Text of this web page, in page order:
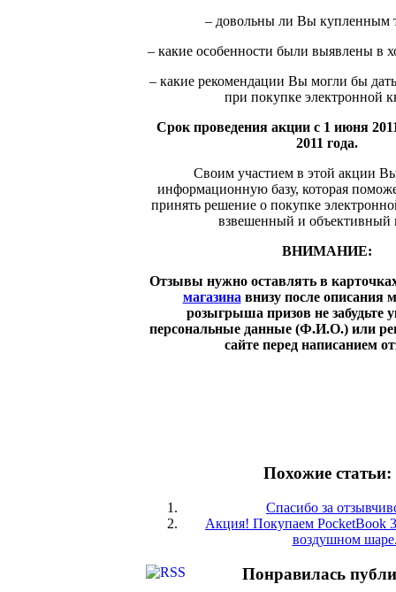
– довольны ли Вы купленным
– какие особенности были выявлены в
– какие рекомендации Вы могли бы
при покупке электронной
Срок проведения акции с 1 июня
2011 года.
Своим участием в этой акции
информационную базу, которая
принять решение о покупке
взвешенный и объективный
ВНИМАНИЕ:
Отзывы нужно оставлять в
магазинавнизу после описания
розыгрыша призов не забудьте
персональные данные (Ф.И.О.) или
сайте перед написанием
Похожие статьи:
Спасибо за
Акция! Покупаем PocketBook
воздушном
Понравилась